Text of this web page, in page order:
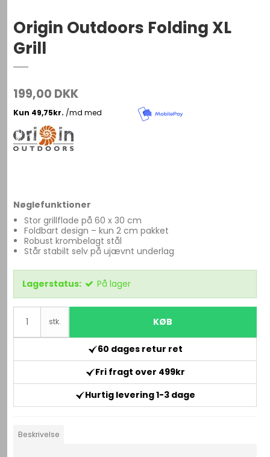
Origin Outdoors Folding XL
Grill
199,00 DKK
Nøglefunktioner
Stor grillflade på 60 x 30 cm
Foldbart design – kun 2 cm pakket
Robust krombelagt stål
Står stabilt selv på ujævnt underlag
Lagerstatus: På lager
stk. KØB
60 dages retur ret
Fri fragt over 499kr
Hurtig levering 1-3 dage
Beskrivelse